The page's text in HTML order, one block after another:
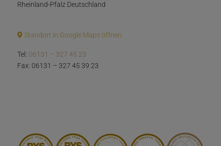
Rheinland-Pfalz Deutschland
Standort in Google Maps öffnen
Tel: 06131 – 327 45 23
Fax: 06131 – 327 45 39 23